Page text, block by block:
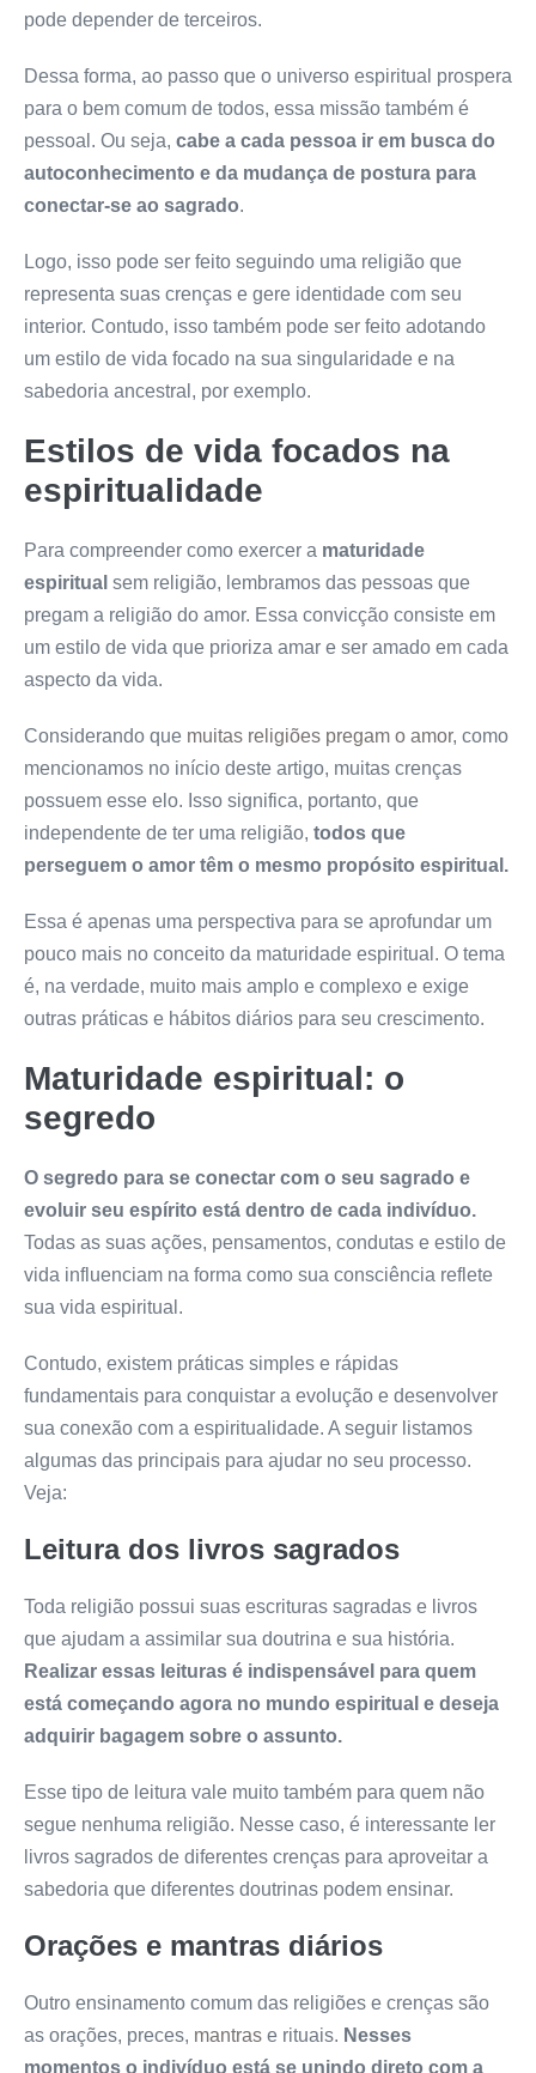
pode depender de terceiros.
Dessa forma, ao passo que o universo espiritual prospera
para o bem comum de todos, essa missão também é
pessoal. Ou seja, cabe a cada pessoa ir em busca do
autoconhecimento e da mudança de postura para
conectar-se ao sagrado.
Logo, isso pode ser feito seguindo uma religião que
representa suas crenças e gere identidade com seu
interior. Contudo, isso também pode ser feito adotando
um estilo de vida focado na sua singularidade e na
sabedoria ancestral, por exemplo.
Estilos de vida focados na
espiritualidade
Para compreender como exercer a maturidade
espiritual sem religião, lembramos das pessoas que
pregam a religião do amor. Essa convicção consiste em
um estilo de vida que prioriza amar e ser amado em cada
aspecto da vida.
Considerando que muitas religiões pregam o amor, como
mencionamos no início deste artigo, muitas crenças
possuem esse elo. Isso significa, portanto, que
independente de ter uma religião, todos que
perseguem o amor têm o mesmo propósito espiritual.
Essa é apenas uma perspectiva para se aprofundar um
pouco mais no conceito da maturidade espiritual. O tema
é, na verdade, muito mais amplo e complexo e exige
outras práticas e hábitos diários para seu crescimento.
Maturidade espiritual: o
segredo
O segredo para se conectar com o seu sagrado e
evoluir seu espírito está dentro de cada indivíduo.
Todas as suas ações, pensamentos, condutas e estilo de
vida influenciam na forma como sua consciência reflete
sua vida espiritual.
Contudo, existem práticas simples e rápidas
fundamentais para conquistar a evolução e desenvolver
sua conexão com a espiritualidade. A seguir listamos
algumas das principais para ajudar no seu processo.
Veja:
Leitura dos livros sagrados
Toda religião possui suas escrituras sagradas e livros
que ajudam a assimilar sua doutrina e sua história.
Realizar essas leituras é indispensável para quem
está começando agora no mundo espiritual e deseja
adquirir bagagem sobre o assunto.
Esse tipo de leitura vale muito também para quem não
segue nenhuma religião. Nesse caso, é interessante ler
livros sagrados de diferentes crenças para aproveitar a
sabedoria que diferentes doutrinas podem ensinar.
Orações e mantras diários
Outro ensinamento comum das religiões e crenças são
as orações, preces, mantras e rituais. Nesses
momentos o indivíduo está se unindo direto com a